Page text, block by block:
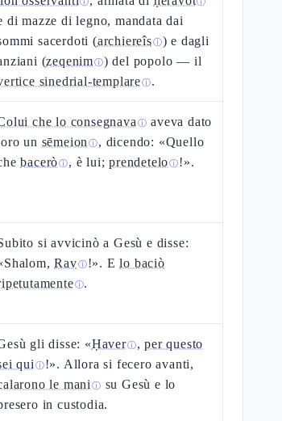
di mazze di legno, mandata dai
sacerdoti (archiereîsⓘ) e dagli
(zeqenimⓘ) del popolo — il
sinedrial-templareⓘ.
che lo consegnava ⓘ aveva dato
un sēmeion ⓘ, dicendo: «Quello
baceròⓘ, è lui;prendeteloⓘ!».
si avvicinò a Gesù e disse:
Ravⓘ!». Elo baciò
ⓘ.
gli disse: «Ḥaverⓘ,per questo
qui ⓘ!». Allora si fecero avanti,
le mani ⓘ su Gesù e lo
in custodia.